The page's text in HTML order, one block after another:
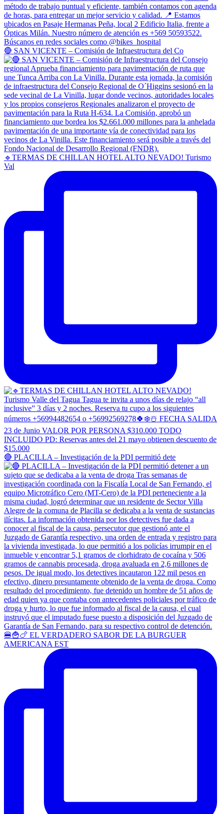
🔴 SAN VICENTE – Comisión de Infraestructura del Co
🔹TERMAS DE CHILLAN HOTEL ALTO NEVADO! Turismo
Val
🔴 PLACILLA – Investigación de la PDI permitió dete
🍔🍟🍗 EL VERDADERO SABOR DE LA BURGUER
AMERICANA EST